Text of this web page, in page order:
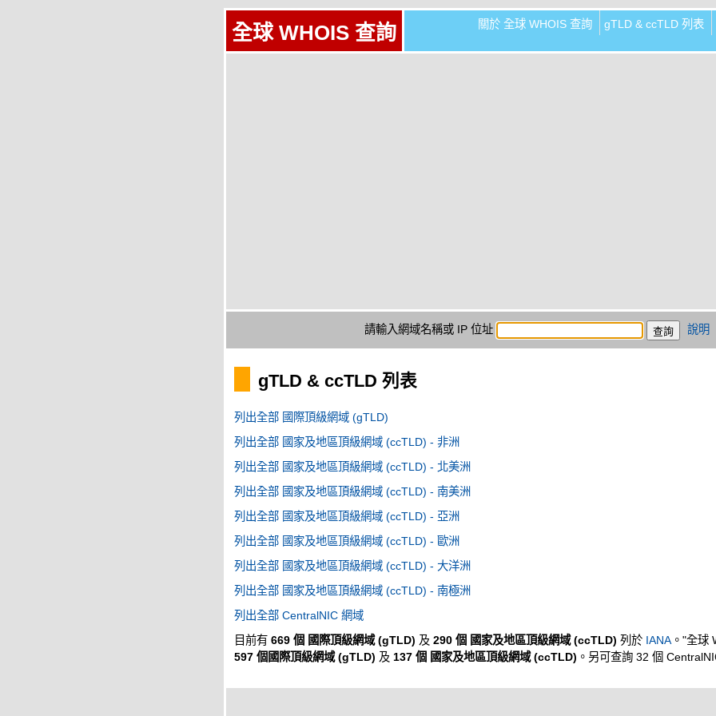
全球 WHOIS 查詢 關於 全球 WHOIS 查詢 gTLD & ccTLD 列表
請輸入網域名稱或 IP 位址 說明
gTLD & ccTLD 列表
列出全部 國際頂級網域 (gTLD)
列出全部 國家及地區頂級網域 (ccTLD) - 非洲
列出全部 國家及地區頂級網域 (ccTLD) - 北美洲
列出全部 國家及地區頂級網域 (ccTLD) - 南美洲
列出全部 國家及地區頂級網域 (ccTLD) - 亞洲
列出全部 國家及地區頂級網域 (ccTLD) - 歐洲
列出全部 國家及地區頂級網域 (ccTLD) - 大洋洲
列出全部 國家及地區頂級網域 (ccTLD) - 南極洲
列出全部 CentralNIC 網域
目前有 669 個 國際頂級網域 (gTLD) 及 290 個 國家及地區頂級網域 (ccTLD) 列於 IANA 。"全球
597 個國際頂級網域 (gTLD) 及 137 個 國家及地區頂級網域 (ccTLD) 。另可查詢 32 個